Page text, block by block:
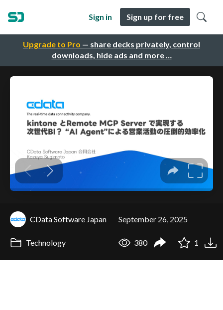
Upgrade to Pro — share decks privately, control
downloads, hide ads and more …
Sign in Sign up for free
CData Software Japan September 26, 2025
Technology 380 1